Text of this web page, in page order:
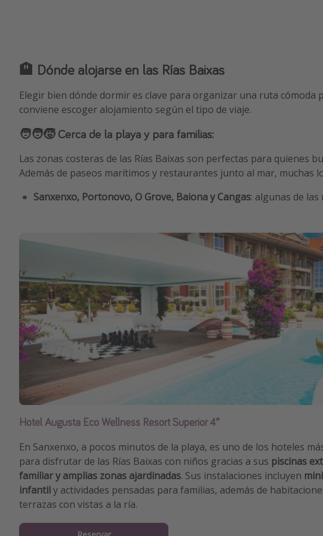
🏨 Dónde alojarse en las Rías Baixas
Elegir bien dónde dormir es clave para organizar una ruta cómoda
conviene escoger alojamiento según el tipo de viaje.
🧑‍🧑‍🧒 Cerca de la playa y para familias:
Las zonas costeras de las Rías Baixas son perfectas para quienes
Además de paseos marítimos y restaurantes junto al mar, muchas
Sanxenxo, Portonovo, O Grove, Baiona y Cangas: algunas de
Hotel Augusta Eco Wellness Resort Superior 4*
En Sanxenxo, a pocos minutos de la playa, es uno de los hoteles
para disfrutar de las Rías Baixas con niños gracias a sus piscinas
familiar y amplias zonas ajardinadas. Sus instalaciones incluyen
infantily actividades pensadas para familias, además de
terrazas con vistas a la ría.